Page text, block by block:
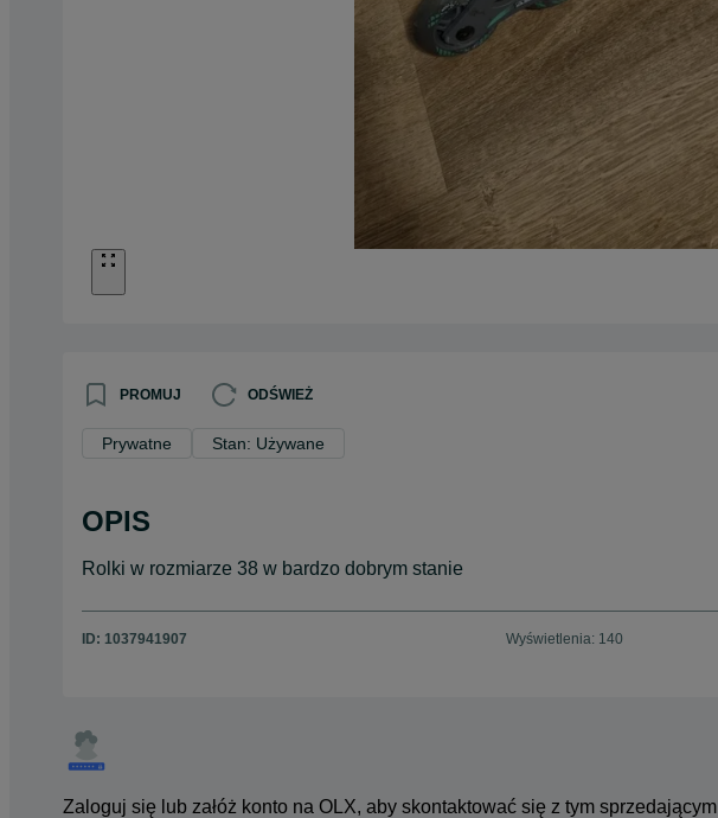
PROMUJ ODŚWIEŻ
Prywatne Stan: Używane
OPIS
Rolki w rozmiarze 38 w bardzo dobrym stanie
ID: 1037941907 Wyświetlenia: 140
Zaloguj się lub załóż konto na OLX, aby skontaktować się z tym sprzedającym